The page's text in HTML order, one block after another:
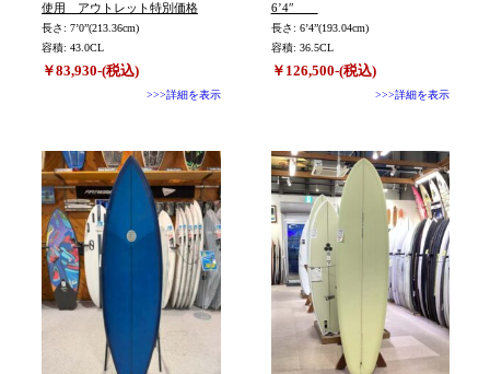
使用 アウトレット特別価格
長さ: 7’0”(213.36cm)
容積: 43.0CL
￥83,930-(税込)
>>>詳細を表示
6’4″
長さ: 6’4”(193.04cm)
容積: 36.5CL
￥126,500-(税込)
>>>詳細を表示